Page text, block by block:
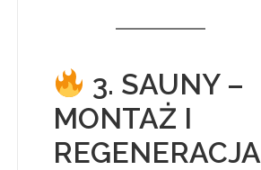
3. SAUNY –
MONTAŻ I
REGENERACJA